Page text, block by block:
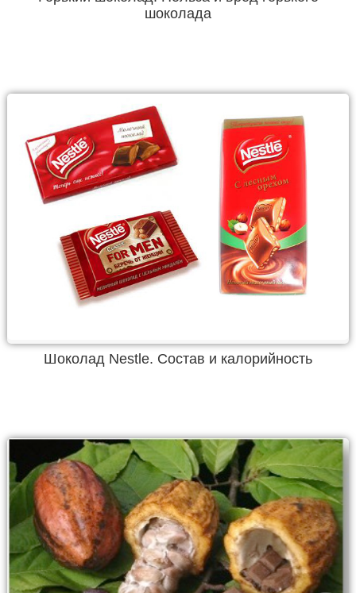
шоколада
Шоколад Nestle. Состав и калорийность